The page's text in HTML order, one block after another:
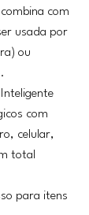
com
usada por
ou
com
celular,
total
para itens